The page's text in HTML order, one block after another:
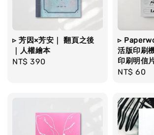
▹ 芳因×芳安｜ 翻頁之後
｜人權繪本
Regular
NT$ 390
▹
活版印刷
印刷明信
Regular
NT$ 60